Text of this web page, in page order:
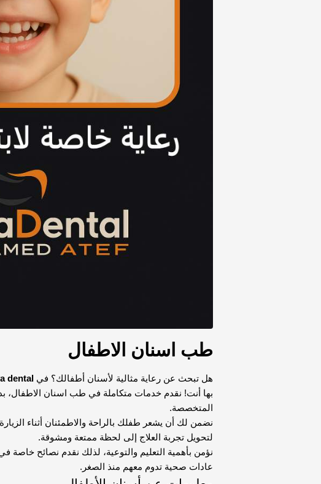
طب اسنان الاطفال
هل تبحث عن رعاية مثالية لأسنان أطفالك؟ في dental
بها أنت! نقدم خدمات متكاملة في طب اسنان الاطفال،
المتخصصة.
نضمن لك أن يشعر طفلك بالراحة والاطمئنان أثناء
لتحويل تجربة العلاج إلى لحظة ممتعة ومشوقة.
نؤمن بأهمية التعليم والتوعية، لذلك نقدم نصائح
عادات صحية تدوم معهم منذ الصغر.